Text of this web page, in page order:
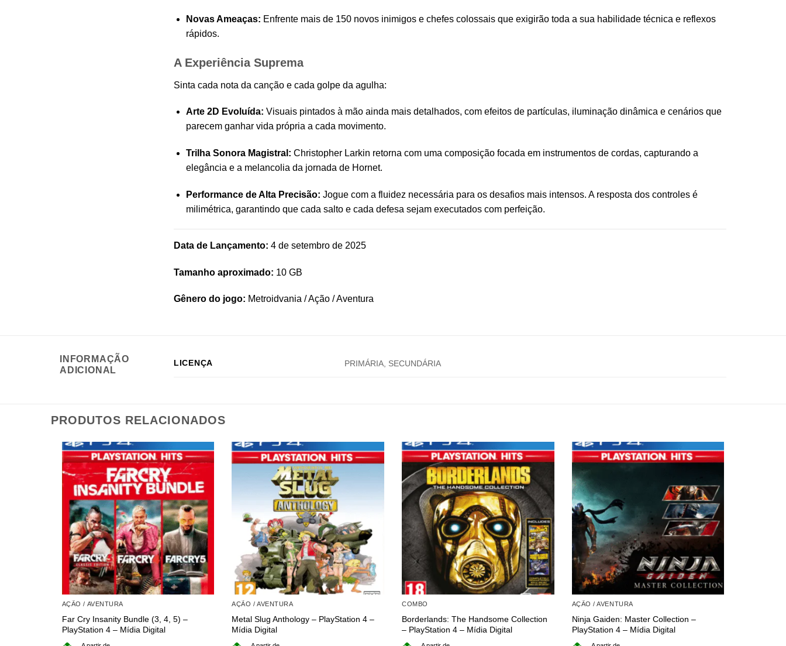
Novas Ameaças: Enfrente mais de 150 novos inimigos e chefes colossais que exigirão toda a sua habilidade técnica e reflexos
rápidos.
A Experiência Suprema
Sinta cada nota da canção e cada golpe da agulha:
Arte 2D Evoluída: Visuais pintados à mão ainda mais detalhados, com efeitos de partículas, iluminação dinâmica e cenários que
parecem ganhar vida própria a cada movimento.
Trilha Sonora Magistral: Christopher Larkin retorna com uma composição focada em instrumentos de cordas, capturando a
elegância e a melancolia da jornada de Hornet.
Performance de Alta Precisão: Jogue com a fluidez necessária para os desafios mais intensos. A resposta dos controles é
milimétrica, garantindo que cada salto e cada defesa sejam executados com perfeição.
Data de Lançamento: 4 de setembro de 2025
Tamanho aproximado: 10 GB
Gênero do jogo: Metroidvania / Ação / Aventura
INFORMAÇÃO
ADICIONAL
LICENÇA PRIMÁRIA, SECUNDÁRIA
PRODUTOS RELACIONADOS
AÇÃO / AVENTURA
Far Cry Insanity Bundle (3, 4, 5) –
PlayStation 4 – Mídia Digital
AÇÃO / AVENTURA
Metal Slug Anthology – PlayStation 4 –
Mídia Digital
COMBO
Borderlands: The Handsome Collection
– PlayStation 4 – Mídia Digital
AÇÃO / AVENTURA
Ninja Gaiden: Master Collection –
PlayStation 4 – Mídia Digital